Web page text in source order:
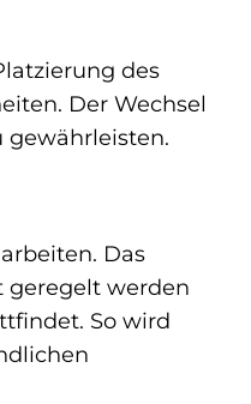
des
Der Wechsel
gewährleisten.
Das
geregelt werden
So wird